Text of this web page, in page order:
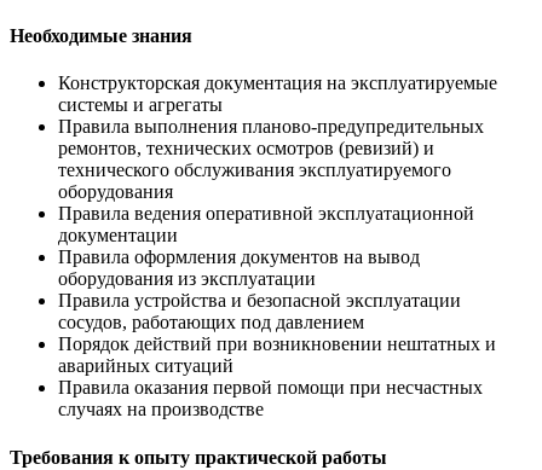
Необходимые знания
Конструкторская документация на эксплуатируемые
системы и агрегаты
Правила выполнения планово-предупредительных
ремонтов, технических осмотров (ревизий) и
технического обслуживания эксплуатируемого
оборудования
Правила ведения оперативной эксплуатационной
документации
Правила оформления документов на вывод
оборудования из эксплуатации
Правила устройства и безопасной эксплуатации
сосудов, работающих под давлением
Порядок действий при возникновении нештатных и
аварийных ситуаций
Правила оказания первой помощи при несчастных
случаях на производстве
Требования к опыту практической работы